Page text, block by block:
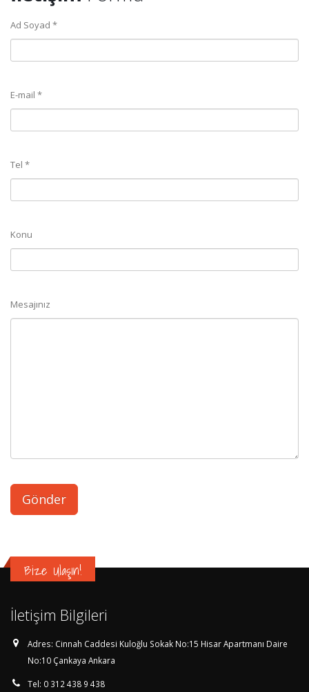
Ad Soyad *
E-mail *
Tel *
Konu
Mesajınız
Bize Ulaşın!
İletişim Bilgileri
Adres: Cinnah Caddesi Kuloğlu Sokak No:15 Hisar Apartmanı Daire
No:10 Çankaya Ankara
Tel: 0 312 438 9 438